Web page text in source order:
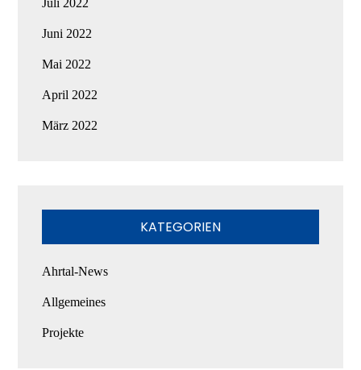
Juni 2022
Mai 2022
April 2022
März 2022
KATEGORIEN
Ahrtal-News
Allgemeines
Projekte